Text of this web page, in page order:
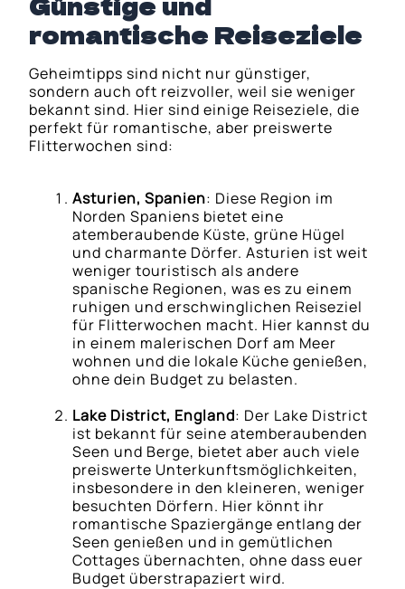
romantische Reiseziele
Geheimtipps sind nicht nur günstiger,
sondern auch oft reizvoller, weil sie weniger
bekannt sind. Hier sind einige Reiseziele, die
perfekt für romantische, aber preiswerte
Flitterwochen sind:
Asturien, Spanien: Diese Region im
Norden Spaniens bietet eine
atemberaubende Küste, grüne Hügel
und charmante Dörfer. Asturien ist weit
weniger touristisch als andere
spanische Regionen, was es zu einem
ruhigen und erschwinglichen Reiseziel
für Flitterwochen macht. Hier kannst du
in einem malerischen Dorf am Meer
wohnen und die lokale Küche genießen,
ohne dein Budget zu belasten.
Lake District, England: Der Lake District
ist bekannt für seine atemberaubenden
Seen und Berge, bietet aber auch viele
preiswerte Unterkunftsmöglichkeiten,
insbesondere in den kleineren, weniger
besuchten Dörfern. Hier könnt ihr
romantische Spaziergänge entlang der
Seen genießen und in gemütlichen
Cottages übernachten, ohne dass euer
Budget überstrapaziert wird.